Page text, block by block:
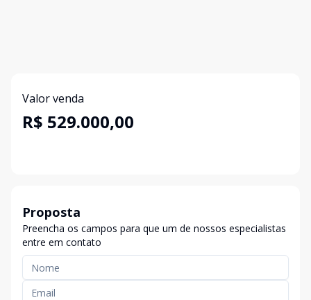
Valor venda
R$ 529.000,00
Proposta
Preencha os campos para que um de nossos especialistas
entre em contato